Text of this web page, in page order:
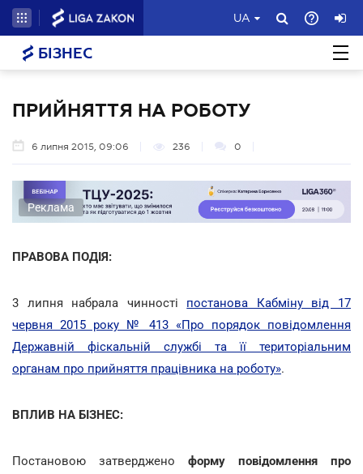
UA
БІЗНЕС
ПРИЙНЯТТЯ НА РОБОТУ
6 липня 2015, 09:06 236 0
Реклама
ПРАВОВА ПОДІЯ:
3 липня набрала чинності постанова Кабміну від 17
червня 2015 року № 413 «Про порядок повідомлення
Державній фіскальній службі та її територіальним
органам про прийняття працівника на роботу».
ВПЛИВ НА БІЗНЕС:
Постановою затверджено форму повідомлення про